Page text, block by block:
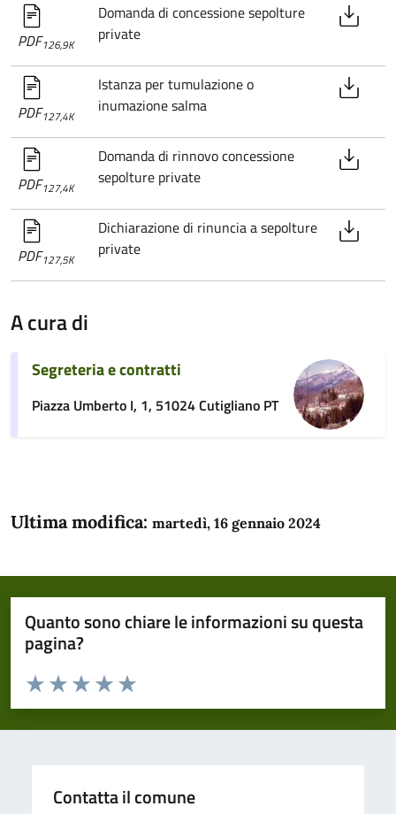
PDF126,9K
Domanda di concessione sepolture
private
PDF127,4K
Istanza per tumulazione o
inumazione salma
PDF127,4K
Domanda di rinnovo concessione
sepolture private
PDF127,5K
Dichiarazione di rinuncia a sepolture
private
A cura di
Segreteria e contratti
Piazza Umberto I, 1, 51024 Cutigliano PT
Ultima modifica: martedì, 16 gennaio 2024
Quanto sono chiare le informazioni su questa
pagina?
Domanda
Valuta da 1 a 5 stelle la pagina
Valuta 5 stelle su 5
Valuta 4 stelle su 5
Valuta 3 stelle su 5
Valuta 2 stelle su 5
Valuta 1 stelle su 5
Contatta il comune